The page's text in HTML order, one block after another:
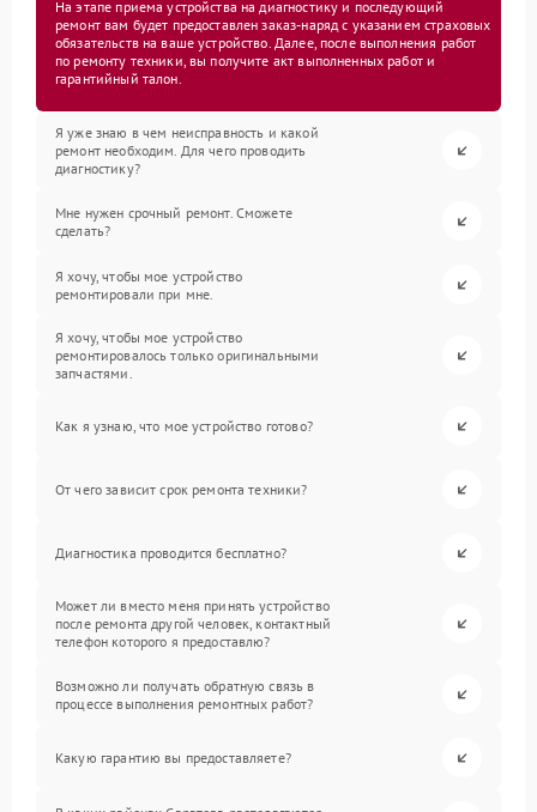
На этапе приема устройства на диагностику и последующий
ремонт вам будет предоставлен заказ-наряд с указанием страховых
обязательств на ваше устройство. Далее, после выполнения работ
по ремонту техники, вы получите акт выполненных работ и
гарантийный талон.
Я уже знаю в чем неисправность и какой
ремонт необходим. Для чего проводить
диагностику?
Мне нужен срочный ремонт. Сможете
сделать?
Я хочу, чтобы мое устройство
ремонтировали при мне.
Я хочу, чтобы мое устройство
ремонтировалось только оригинальными
запчастями.
Как я узнаю, что мое устройство готово?
От чего зависит срок ремонта техники?
Диагностика проводится бесплатно?
Может ли вместо меня принять устройство
после ремонта другой человек, контактный
телефон которого я предоставлю?
Возможно ли получать обратную связь в
процессе выполнения ремонтных работ?
Какую гарантию вы предоставляете?